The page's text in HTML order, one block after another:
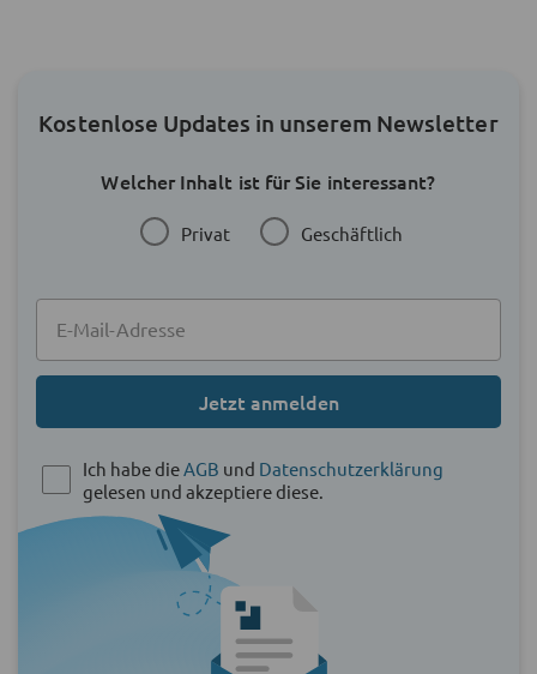
Kostenlose Updates in unserem Newsletter
Welcher Inhalt ist für Sie interessant?
Privat Geschäftlich
Jetzt anmelden
Ich habe die AGB und Datenschutzerklärung
gelesen und akzeptiere diese.